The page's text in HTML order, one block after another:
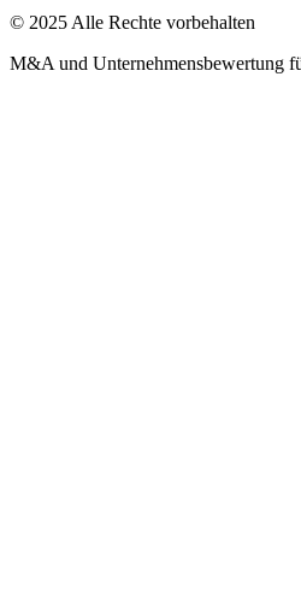
© 2025 Alle Rechte vorbehalten
M&A und Unternehmensbewertung